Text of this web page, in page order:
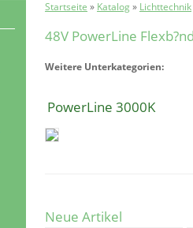
Startseite » Katalog» Lichttechnik
48V PowerLine
Weitere Unterkategorien:
PowerLine 3000K
Neue Artikel